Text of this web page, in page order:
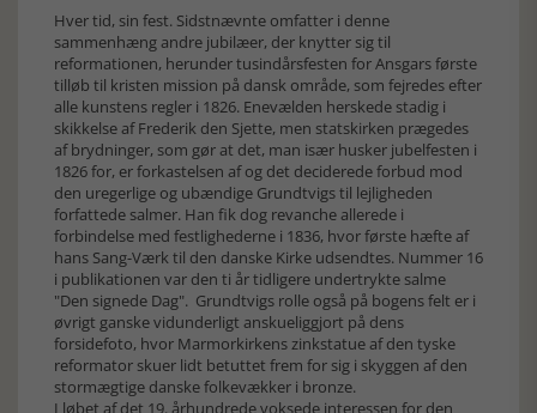
Hver tid, sin fest. Sidstnævnte omfatter i denne
sammenhæng andre jubilæer, der knytter sig til
reformationen, herunder tusindårsfesten for Ansgars første
tilløb til kristen mission på dansk område, som fejredes efter
alle kunstens regler i 1826. Enevælden herskede stadig i
skikkelse af Frederik den Sjette, men statskirken prægedes
af brydninger, som gør at det, man især husker jubelfesten i
1826 for, er forkastelsen af og det deciderede forbud mod
den uregerlige og ubændige Grundtvigs til lejligheden
forfattede salmer. Han fik dog revanche allerede i
forbindelse med festlighederne i 1836, hvor første hæfte af
hans Sang-Værk til den danske Kirke udsendtes. Nummer 16
i publikationen var den ti år tidligere undertrykte salme
"Den signede Dag". Grundtvigs rolle også på bogens felt er i
øvrigt ganske vidunderligt anskueliggjort på dens
forsidefoto, hvor Marmorkirkens zinkstatue af den tyske
reformator skuer lidt betuttet frem for sig i skyggen af den
stormægtige danske folkevækker i bronze.
I løbet af det 19. århundrede voksede interessen for den